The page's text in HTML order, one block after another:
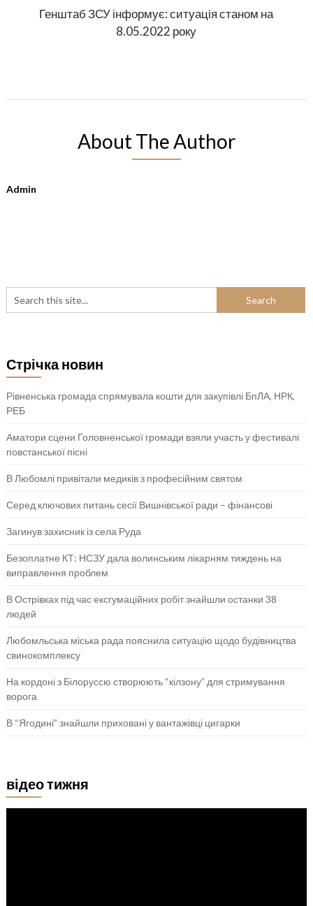
Генштаб ЗСУ інформує: ситуація станом на
8.05.2022 року
About The Author
Admin
Стрічка новин
Рівненська громада спрямувала кошти для закупівлі БпЛА, НРК,
РЕБ
Аматори сцени Головненської громади взяли участь у фестивалі
повстанської пісні
В Любомлі привітали медиків з професійним святом
Серед ключових питань сесії Вишнівської ради – фінансові
Загинув захисник із села Руда
Безоплатне КТ: НСЗУ дала волинським лікарням тиждень на
виправлення проблем
В Острівках під час ексгумаційних робіт знайшли останки 38
людей
Любомльська міська рада пояснила ситуацію щодо будівництва
свинокомплексу
На кордоні з Білоруссю створюють “кілзону” для стримування
ворога
В “Ягодині” знайшли приховані у вантажівці цигарки
відео тижня